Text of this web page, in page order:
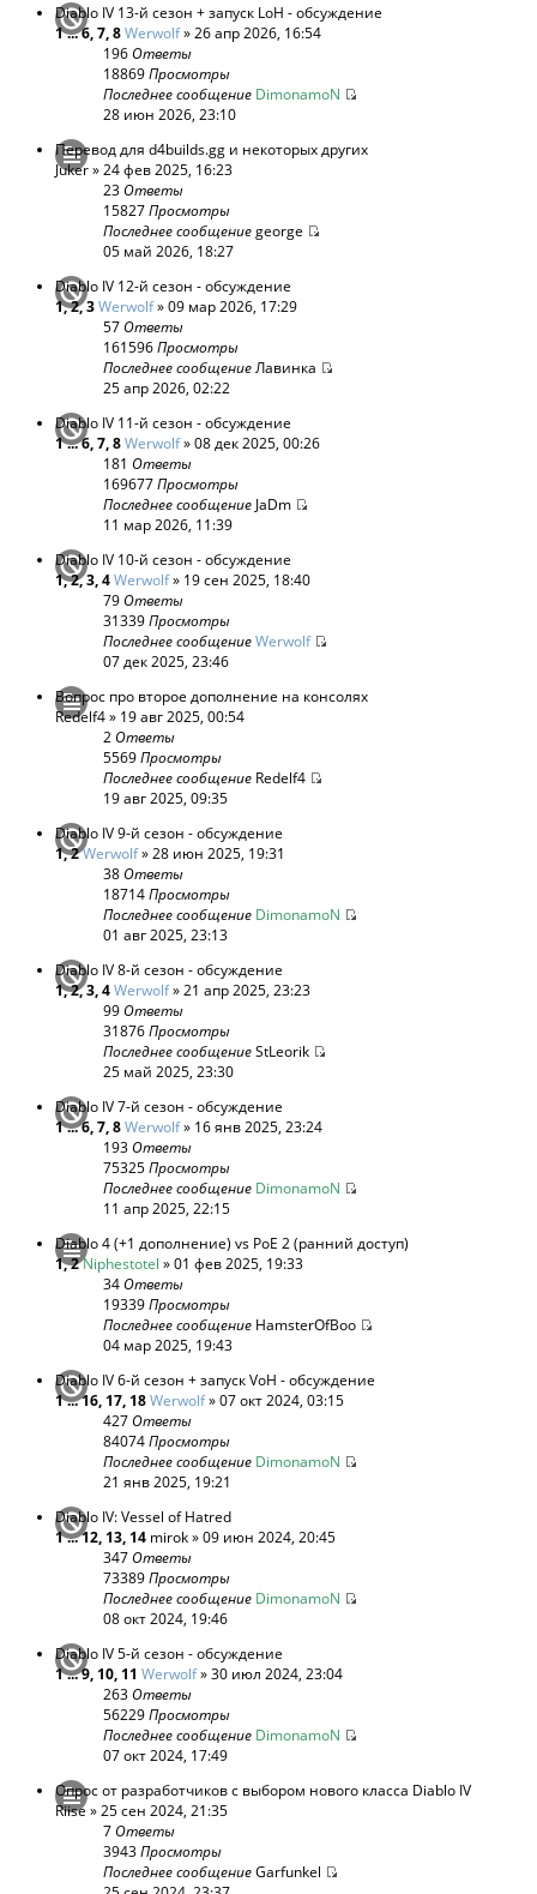
Diablo IV 13-й сезон + запуск LoH - обсуждение
1...6,7,8Werwolf» 26 апр 2026, 16:54
196Ответы
18869Просмотры
Последнее сообщение DimonamoN
28 июн 2026, 23:10
Перевод для d4builds.gg и некоторых других
Juker» 24 фев 2025, 16:23
23Ответы
15827Просмотры
Последнее сообщениеgeorge
05 май 2026, 18:27
Diablo IV 12-й сезон - обсуждение
1,2,3Werwolf» 09 мар 2026, 17:29
57Ответы
161596Просмотры
Последнее сообщениеЛавинка
25 апр 2026, 02:22
Diablo IV 11-й сезон - обсуждение
1...6,7,8Werwolf» 08 дек 2025, 00:26
181 Ответы
169677Просмотры
Последнее сообщение JaDm
11 мар 2026, 11:39
Diablo IV 10-й сезон - обсуждение
1,2,3,4Werwolf» 19 сен 2025, 18:40
79Ответы
31339Просмотры
Последнее сообщениеWerwolf
07 дек 2025, 23:46
Вопрос про второе дополнение на консолях
Redelf4» 19 авг 2025, 00:54
2Ответы
5569Просмотры
Последнее сообщение Redelf4
19 авг 2025, 09:35
Diablo IV 9-й сезон - обсуждение
1,2Werwolf» 28 июн 2025, 19:31
38Ответы
18714Просмотры
Последнее сообщение DimonamoN
01 авг 2025, 23:13
Diablo IV 8-й сезон - обсуждение
1,2,3,4Werwolf» 21 апр 2025, 23:23
99Ответы
31876Просмотры
Последнее сообщениеStLeorik
25 май 2025, 23:30
Diablo IV 7-й сезон - обсуждение
1...6,7,8Werwolf» 16 янв 2025, 23:24
193Ответы
75325Просмотры
Последнее сообщение DimonamoN
11 апр 2025, 22:15
Diablo 4 (+1 дополнение) vs PoE 2 (ранний доступ)
1,2Niphestotel » 01 фев 2025, 19:33
34Ответы
19339Просмотры
Последнее сообщение HamsterOfBoo
04 мар 2025, 19:43
Diablo IV 6-й сезон + запуск VoH - обсуждение
1...16, 17, 18Werwolf» 07 окт 2024, 03:15
427Ответы
84074Просмотры
Последнее сообщение DimonamoN
21 янв 2025, 19:21
Diablo IV: Vessel of Hatred
1...12, 13, 14 mirok» 09 июн 2024, 20:45
347Ответы
73389Просмотры
Последнее сообщение DimonamoN
08 окт 2024, 19:46
Diablo IV 5-й сезон - обсуждение
1...9, 10, 11 Werwolf» 30 июл 2024, 23:04
263Ответы
56229Просмотры
Последнее сообщение DimonamoN
07 окт 2024, 17:49
Опрос от разработчиков с выбором нового класса Diablo IV
Riise» 25 сен 2024, 21:35
7Ответы
3943Просмотры
Последнее сообщениеGarfunkel